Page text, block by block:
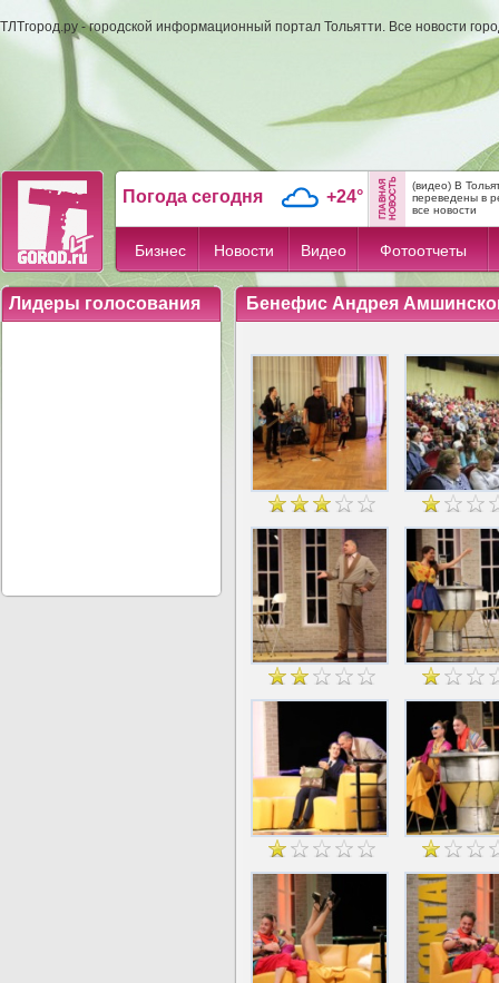
ТЛТгород.ру - городской информационный портал Тольятти. Все новости
Погода сегодня +24°
(видео) В
переведены в
все новости
Бизнес Новости Видео Фотоотчеты
Лидеры голосования
Бенефис Андрея Амшинского в
Бенефис Андрея